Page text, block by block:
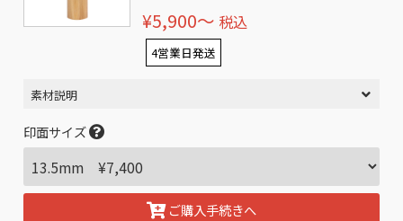
¥5,900〜 税込
4営業日発送
素材説明
印面サイズ
ご購入手続きへ